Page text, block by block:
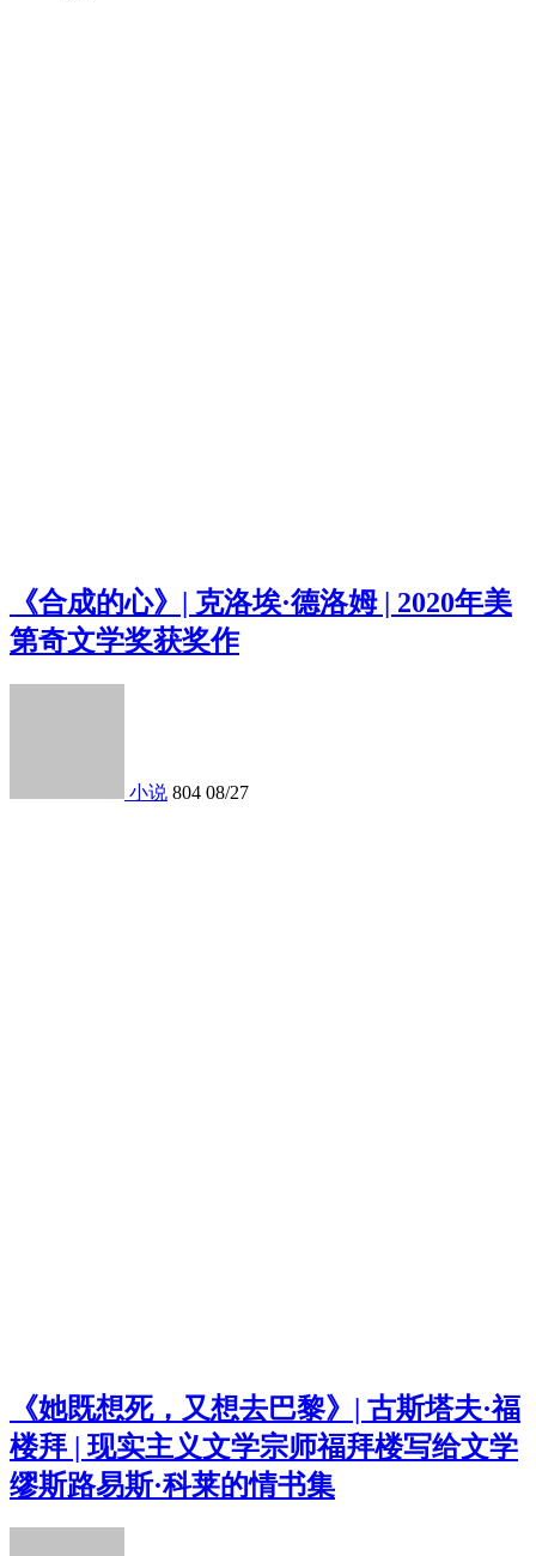
《合成的心》| 克洛埃·德洛姆 | 2020年美
第奇文学奖获奖作
小说 804 08/27
《她既想死，又想去巴黎》| 古斯塔夫·福
楼拜 | 现实主义文学宗师福拜楼写给文学
缪斯路易斯·科莱的情书集